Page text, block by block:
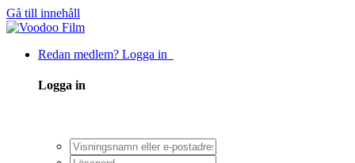
Gå till innehåll
Redan medlem? Logga in
Logga in